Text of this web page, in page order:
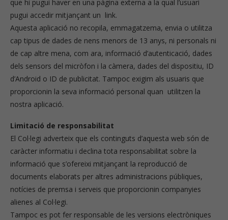
que hi pugui haver en una pàgina externa a la qual l’usuari
pugui accedir mitjançant un link.
Aquesta aplicació no recopila, emmagatzema, envia o utilitza
cap tipus de dades de nens menors de 13 anys, ni personals ni
de cap altre mena, com ara, informació d’autenticació, dades
dels sensors del micròfon i la càmera, dades del dispositiu, ID
d’Android o ID de publicitat. Tampoc exigim als usuaris que
proporcionin la seva informació personal quan utilitzen la
nostra aplicació.
Limitació de responsabilitat
El Col·legi adverteix que els continguts d’aquesta web són de
caràcter informatiu i declina tota responsabilitat sobre la
informació que s’ofereixi mitjançant la reproducció de
documents elaborats per altres administracions públiques,
notícies de premsa i serveis que proporcionin companyies
alienes al Col·legi.
Tampoc es pot fer responsable de les versions electròniques